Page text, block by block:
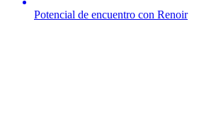
Potencial de encuentro con Renoir